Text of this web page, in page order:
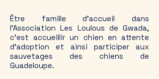
Être famille d'accueil dans
l'Association Les Loulous de Gwada,
c'est accueillir un chien en attente
d'adoption et ainsi participer aux
sauvetages des chiens de
Guadeloupe.